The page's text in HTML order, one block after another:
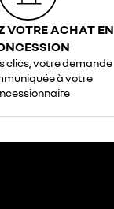
VOTRE ACHAT EN
clics, votre demande
à votre